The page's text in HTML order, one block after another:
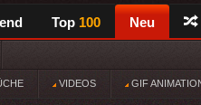
Top 100 Neu
VIDEOS GIF